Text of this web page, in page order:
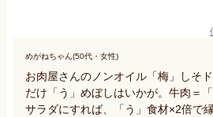
めがねちゃん(50代・女性)
お肉屋さんのノンオイル「梅」しそ
だけ「う」めぼしはいかが。牛肉＝
サラダにすれば、「う」食材×2倍で